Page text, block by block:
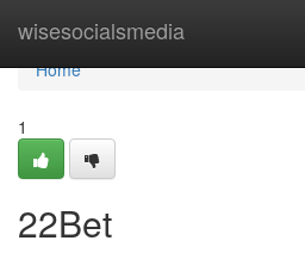
wisesocialsmedia
Home
Home
1
22Bet